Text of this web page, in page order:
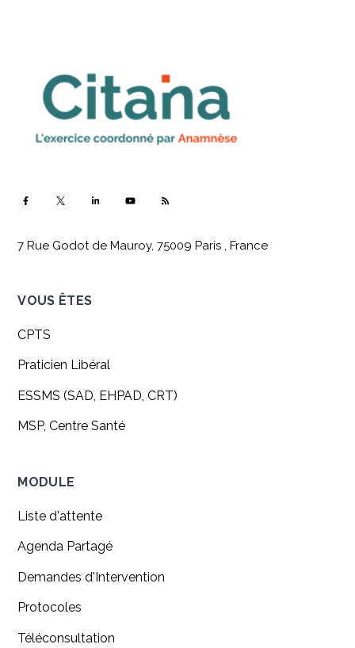
7 Rue Godot de Mauroy, 75009 Paris , France
VOUS ÊTES
CPTS
Praticien Libéral
ESSMS (SAD, EHPAD, CRT)
MSP, Centre Santé
MODULE
Liste d'attente
Agenda Partagé
Demandes d'Intervention
Protocoles
Téléconsultation